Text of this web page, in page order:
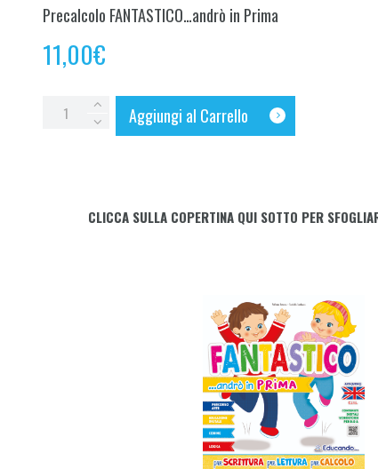
Precalcolo FANTASTICO…andrò in Prima
11,00€
Precalcolo
FANTASTICO...andrò
Aggiungi al Carrello
CLICCA SULLA COPERTINA QUI SOTTO PER